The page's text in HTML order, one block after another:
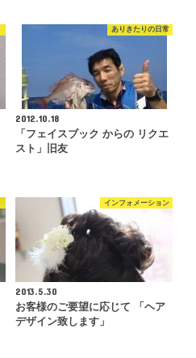
ありきたりの日常
2012.10.18
「フェイスブック からの リクエ
スト」旧友
インフォメーション
2013.5.30
お客様のご要望に応じて 「ヘア
デザイン致します」